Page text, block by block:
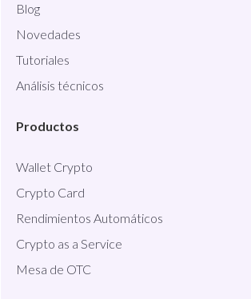
Blog
Novedades
Tutoriales
Análisis técnicos
Productos
Wallet Crypto
Crypto Card
Rendimientos Automáticos
Crypto as a Service
Mesa de OTC